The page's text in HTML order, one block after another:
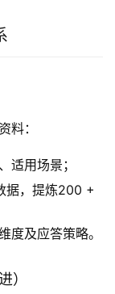
料：
适用场景；
据，提炼200 +
度及应答策略。
）